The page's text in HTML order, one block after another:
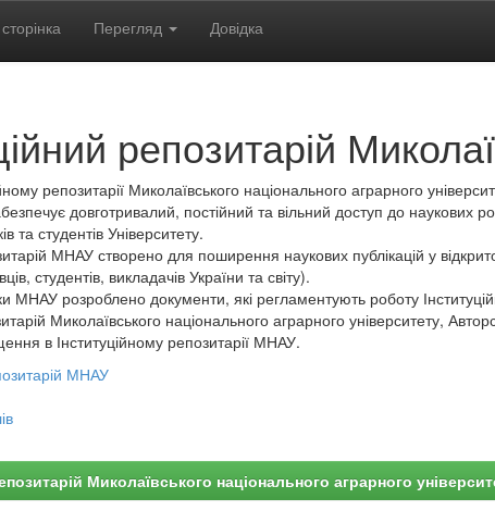
Перегляд Довідка
репозитарій
репозитарії Миколаївського національного аграрного
довготривалий, постійний та вільний доступ до наукових
та студентів Університету.
МНАУ створено для поширення наукових публікацій у
студентів, викладачів України та світу).
МНАУ розроблено документи, які регламентують роботу
Миколаївського національного аграрного університету,
в Інституційному репозитарії МНАУ.
МНАУ
Миколаївського національного аграрного